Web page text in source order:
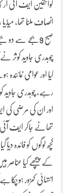
لواحقین ایف آئی آر
انصاف ملنا تھا،
صبح 9بجے سے
چوہدری جاوید
کیا اور عوامی
رہے، چوہدری جاوید
اور ان کی مرضی کی
تھانے جاکر ایف آئی
کچھ لوگوں کو فائدہ
کے پیچھے کیا
انتہائی کمزور